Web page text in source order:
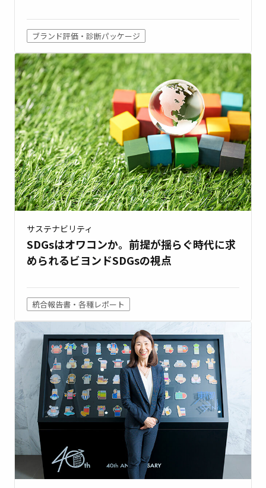
ブランド評価・診断パッケージ
サステナビリティ
SDGsはオワコンか。前提が揺らぐ時代に求
められるビヨンドSDGsの視点
統合報告書・各種レポート